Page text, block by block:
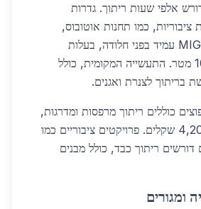
דורש אלפי שעות ריתוך. גדרות
ציבוריות, כמו תחנות אוטובוס,
משתמשות בריתוך MIG עמיד בפני חלודה, בעלות
3,500 שקלים ל-10 מטר. התעשייה המקומית, כולל
בריתוך לצנרת ואגנים.
כוללים ריתוך מרפסות ומדרגות,
עם מחיר ממוצע 4,200 שקלים. פרויקטים ציבוריים כמו
ריתוך כבד, כולל מבנים
ומגורים